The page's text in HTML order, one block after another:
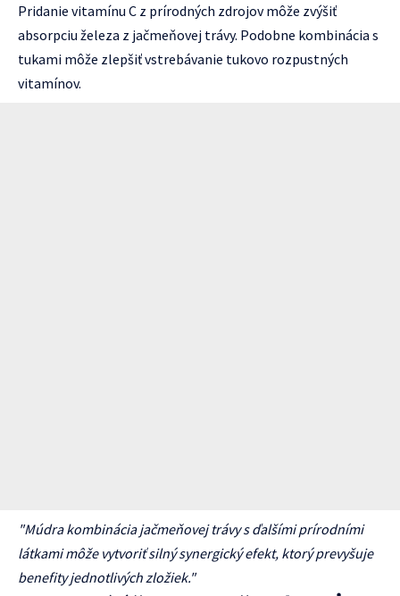
Pridanie vitamínu C z prírodných zdrojov môže zvýšiť
absorpciu železa z jačmeňovej trávy. Podobne kombinácia s
tukami môže zlepšiť vstrebávanie tukovo rozpustných
vitamínov.
"Múdra kombinácia jačmeňovej trávy s ďalšími prírodními
látkami môže vytvoriť silný synergický efekt, ktorý prevyšuje
benefity jednotlivých zložiek."